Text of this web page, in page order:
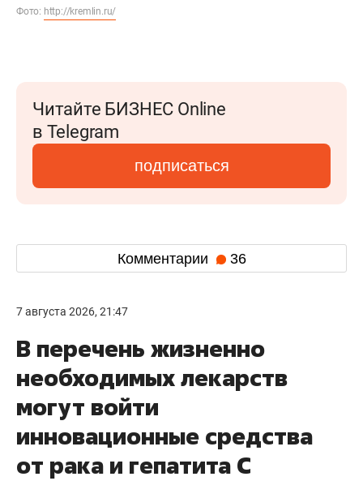
Фото: http://kremlin.ru/
Читайте БИЗНЕС Online
в Telegram
подписаться
Комментарии 36
7 августа 2026, 21:47
В перечень жизненно
необходимых лекарств
могут войти
инновационные средства
от рака и гепатита С